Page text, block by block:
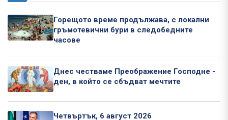
Горещото време продължава, с локални
гръмотевични бури в следобедните
часове
Днес честваме Преображение Господне -
ден, в който се сбъдват мечтите
Четвъртък, 6 август 2026